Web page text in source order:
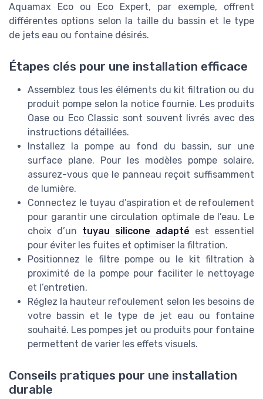
Aquamax Eco ou Eco Expert, par exemple, offrent
différentes options selon la taille du bassin et le type
de jets eau ou fontaine désirés.
Étapes clés pour une installation efficace
Assemblez tous les éléments du kit filtration ou du
produit pompe selon la notice fournie. Les produits
Oase ou Eco Classic sont souvent livrés avec des
instructions détaillées.
Installez la pompe au fond du bassin, sur une
surface plane. Pour les modèles pompe solaire,
assurez-vous que le panneau reçoit suffisamment
de lumière.
Connectez le tuyau d’aspiration et de refoulement
pour garantir une circulation optimale de l’eau. Le
choix d’un tuyau silicone adapté est essentiel
pour éviter les fuites et optimiser la filtration.
Positionnez le filtre pompe ou le kit filtration à
proximité de la pompe pour faciliter le nettoyage
et l’entretien.
Réglez la hauteur refoulement selon les besoins de
votre bassin et le type de jet eau ou fontaine
souhaité. Les pompes jet ou produits pour fontaine
permettent de varier les effets visuels.
Conseils pratiques pour une installation
durable